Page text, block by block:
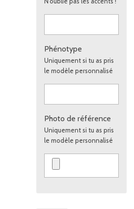
Phénotype
Uniquement si tu as pris
le modèle personnalisé
Photo de référence
Uniquement si tu as pris
le modèle personnalisé